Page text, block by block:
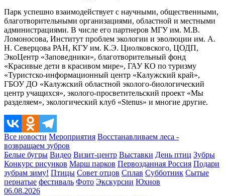
Парк успешно взаимодействует с научными, общественными,
благотворительными организациями, областной и местными
администрациями. В числе его партнеров МГУ им. М.В.
Ломоносова, Институт проблем экологии и эволюции им. А.
Н. Северцова РАН, КГУ им. К.Э. Циолковского, ЦОДП,
ЭкоЦентр «Заповедники», благотворительный фонд
«Красивые дети в красивом мире», ГАУ КО по туризму
«Туристско-информационный центр «Калужский край»,
ГБОУ ДО «Калужский областной эколого-биологический
центр учащихся», эколого-просветительский проект «Мы
разделяем», экологический клуб «Stenus» и многие другие.
Все новости Мероприятия Восстанавливаем леса -
возвращаем зубров
Белые бугры Видео Визит-центр Выставки День птиц Зубры
Конкурс рисунков Марш парков Первозданная Россия Подари
зубрам зиму! Птицы Совет отцов Сплав Субботник Сытые
пернатые фестиваль Фото Экскурсии Юхнов
06.08.2026